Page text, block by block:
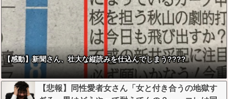
【感動】新聞さん、壮大な縦読みを仕込んでしまう????
【悲報】同性愛者女さん「女と付き合うの地獄す